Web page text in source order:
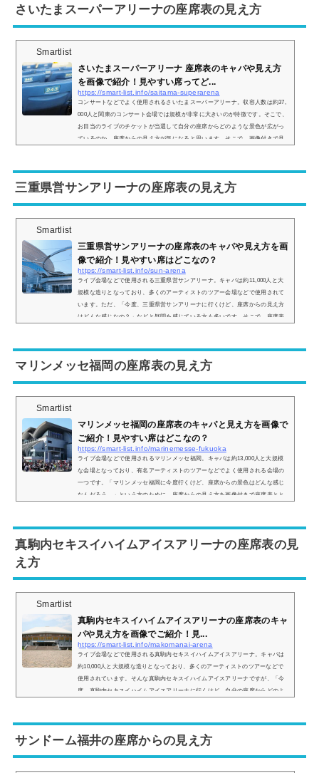
座席表の...
さいたまスーパーアリーナの座席表の見え方
Smartlist
さいたまスーパーアリーナ 座席表のキャパや見え方
を画像で紹介！見やすい席ってど...
https://smart-list.info/saitama-superarena
コンサートなどでよく使用されるさいたまスーパーアリーナ。収容人数は約37,
000人と関東のコンサート会場では規模が非常に大きいのが特徴です。そこで、
お目当のライブのチケットが当選して自分の座席からどのような景色が広がっ
ているのか、座席からの見え方が気になると思います。そこで、画像付きで見
（1階席） 200レベル（1階席） 300レベル（2階席） 400レベル（2階席） 500...
三重県営サンアリーナの座席表の見え方
Smartlist
三重県営サンアリーナの座席表のキャパや見え方を画
像で紹介！見やすい席はどこなの？
https://smart-list.info/sun-arena
ライブ会場などで使用される三重県営サンアリーナ。キャパは約11,000人と大
規模な造りとなっており、多くのアーティストのツアー会場などで使用されて
います。ただ、「今度、三重県営サンアリーナに行くけど、座席からの見え方
はどんな感じなの？」などと疑問を感じている方も多いです。そこで、座席表
三重県営サンアリーナの座席表とキャパは？三重県営サンアリーナの座席表...
マリンメッセ福岡の座席表の見え方
Smartlist
マリンメッセ福岡の座席表のキャパと見え方を画像で
ご紹介！見やすい席はどこなの？
https://smart-list.info/marinemesse-fukuoka
ライブ会場などで使用されるマリンメッセ福岡。キャパは約13,000人と大規模
な会場となっており、有名アーティストのツアーなどでよく使用される会場の
一つです。「マリンメッセ福岡に今度行くけど、座席からの景色はどんな感じ
なんだろう…」という方のために、座席からの見え方を画像付きで座席表とと
さらに詳細な座席表は以下のリンクから見ることができます。＞＞マリンメッ
セ福岡の...
真駒内セキスイハイムアイスアリーナの座席表の見
え方
Smartlist
真駒内セキスイハイムアイスアリーナの座席表のキャ
パや見え方を画像でご紹介！見...
https://smart-list.info/makomanai-arena
ライブ会場などで使用される真駒内セキスイハイムアイスアリーナ。キャパは
約10,000人と大規模な造りとなっており、多くのアーティストのツアーなどで
使用されています。そんな真駒内セキスイハイムアイスアリーナですが、「今
度、真駒内セキスイハイムアイスアリーナに行くけど、自分の座席からどのよ
の画像でご紹介し、見やすい席はどこなのかについてまとめてみました。真駒
内セキ...
サンドーム福井の座席からの見え方